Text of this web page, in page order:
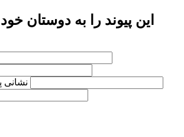
این پیوند را به دوستان
نشانی